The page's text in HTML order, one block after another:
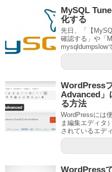
MySQL
化する
先日、「【
確認する」や「
mysqldumpslow
WordPress
Advanced」
る方法
WordPressには
ま編集エディタ
されているエデ
WordPress